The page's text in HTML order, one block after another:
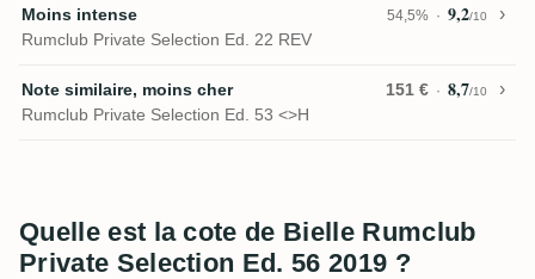
Moins intense 54,5% 9,2/10
Rumclub Private Selection Ed. 22 REV
Note similaire, moins cher 151 € 8,7/10
Rumclub Private Selection Ed. 53 <>H
Quelle est la cote de Bielle Rumclub
Private Selection Ed. 56 2019 ?